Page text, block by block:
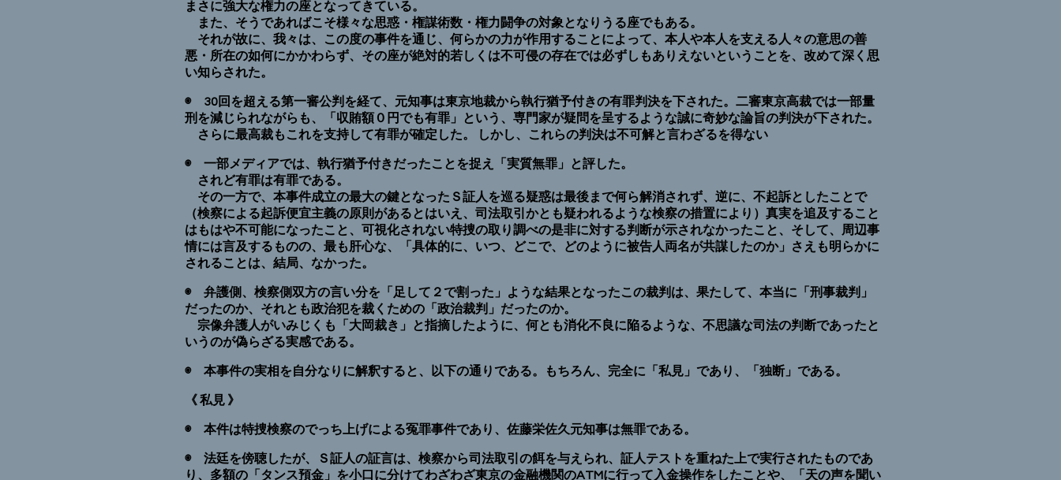
まさに強大な権力の座となってきている。
また、そうであればこそ様々な思惑・権謀術数・権力闘争の対象となりうる座でもある。
それが故に、我々は、この度の事件を通じ、何らかの力が作用することによって、本人や本人を支える人々の意思の善
悪・所在の如何にかかわらず、その座が絶対的若しくは不可侵の存在では必ずしもありえないということを、改めて深く思
い知らされた。
◉ 30回を超える第一審公判を経て、元知事は東京地裁から執行猶予付きの有罪判決を下された。二審東京高裁では一部量
刑を減じられながらも、「収賄額０円でも有罪」という、専門家が疑問を呈するような誠に奇妙な論旨の判決が下された。
さらに最高裁もこれを支持して有罪が確定した。 しかし、これらの判決は不可解と言わざるを得ない
◉ 一部メディアでは、執行猶予付きだったことを捉え「実質無罪」と評した。
されど有罪は有罪である。
その一方で、本事件成立の最大の鍵となったＳ証人を巡る疑惑は最後まで何ら解消されず、逆に、不起訴としたことで
（検察による起訴便宜主義の原則があるとはいえ、司法取引かとも疑われるような検察の措置により）真実を追及すること
はもはや不可能になったこと、可視化されない特捜の取り調べの是非に対する判断が示されなかったこと、そして、周辺事
情には言及するものの、最も肝心な、「具体的に、いつ、どこで、どのように被告人両名が共謀したのか」さえも明らかに
されることは、結局、なかった。
◉ 弁護側、検察側双方の言い分を「足して２で割った」ような結果となったこの裁判は、果たして、本当に「刑事裁判」
だったのか、それとも政治犯を裁くための「政治裁判」だったのか。
宗像弁護人がいみじくも「大岡裁き」と指摘したように、何とも消化不良に陥るような、不思議な司法の判断であったと
いうのが偽らざる実感である。
◉ 本事件の実相を自分なりに解釈すると、以下の通りである。もちろん、完全に「私見」であり、「独断」である。
《 私見 》
◉ 本件は特捜検察のでっち上げによる冤罪事件であり、佐藤栄佐久元知事は無罪である。
◉ 法廷を傍聴したが、Ｓ証人の証言は、検察から司法取引の餌を与えられ、証人テストを重ねた上で実行されたものであ
り、多額の「タンス預金」を小口に分けてわざわざ東京の金融機関のATMに行って入金操作をしたことや、「天の声を聞い